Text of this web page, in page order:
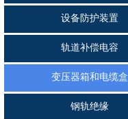
设备防护装置
轨道补偿电容
变压器箱和电缆盒
钢轨绝缘